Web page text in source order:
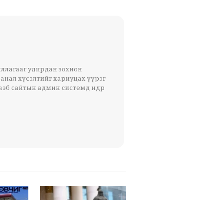
удирдан зохион
хүсэлтийг хариуцах үүрэг
сайтын админ системд өндөр